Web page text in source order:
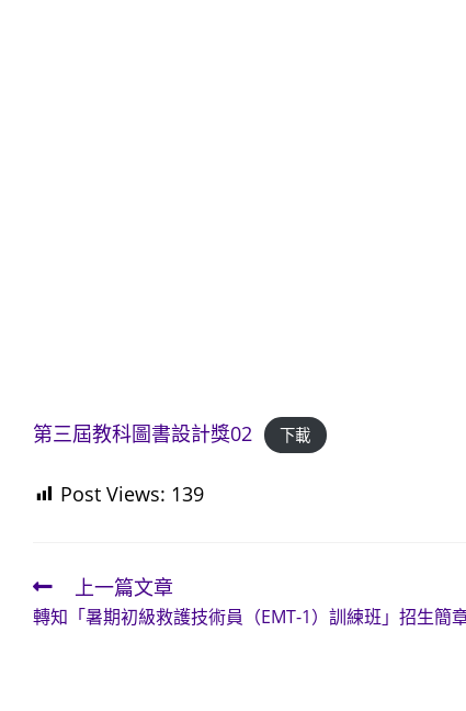
第三屆教科圖書設計獎02 下載
Post Views: 139
Read
more
上一篇文章
轉知「暑期初級救護技術員（EMT-1）訓練班」招生簡